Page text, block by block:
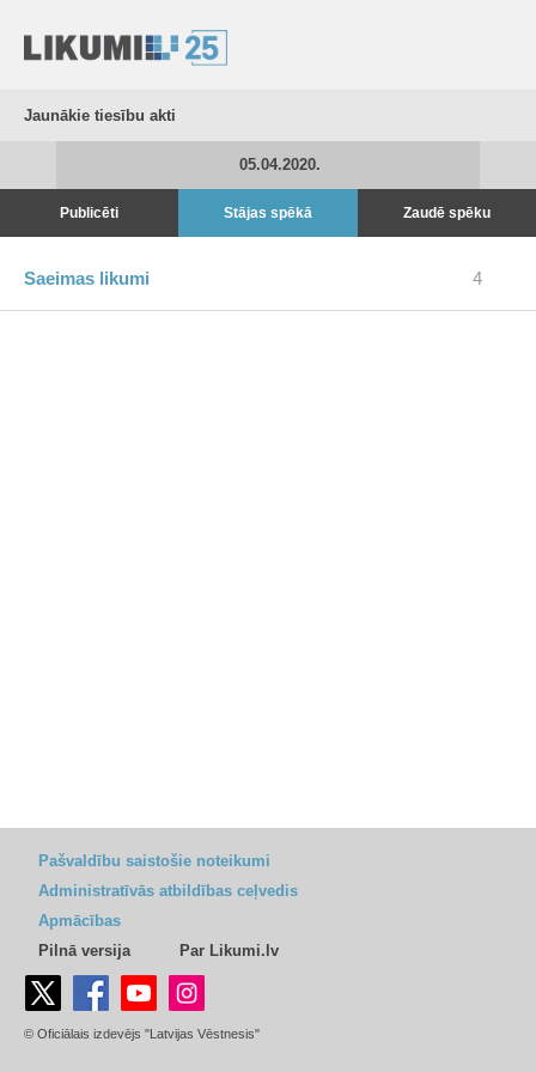
Jaunākie tiesību akti
05.04.2020.
Publicēti Stājas spēkā Zaudē spēku
Saeimas likumi 4
Pašvaldību saistošie noteikumi
Administratīvās atbildības ceļvedis
Apmācības
Pilnā versija
Par Likumi.lv
© Oficiālais izdevējs "Latvijas Vēstnesis"